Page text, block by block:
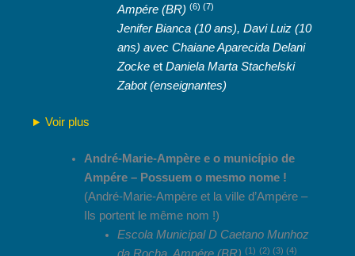
Ampére (BR) (6) (7)
Jenifer Bianca (10 ans), Davi Luiz (10
ans) avec Chaiane Aparecida Delani
ZockeetDaniela Marta Stachelski
Zabot(enseignantes)
Voir plus
André-Marie-Ampère e o município de
Ampére – Possuem o mesmo nome !
(André-Marie-Ampère et la ville d’Ampére –
Ils portent le même nom !)
Escola Municipal D Caetano Munhoz
(1) (2) (3) (4)